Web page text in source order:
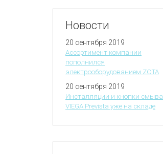
Новости
20 сентября 2019
Ассортимент компании
пополнился
электрооборудованием ZOTA
20 сентября 2019
Инсталляции и кнопки смыва
VIEGA Prevista уже на складе